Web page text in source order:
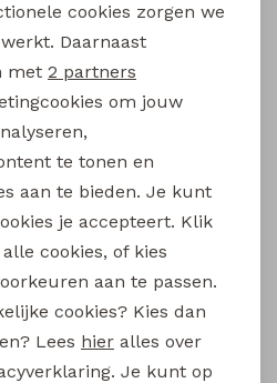
3312200 W20303 baby jongens lange broek Bruin
flinq newborn
12,99
3312201 W20304 baby jongens lange broek Bruin
flinq newborn
12,99
cookies zorgen we
Daarnaast
met 2 partners
om jouw
te tonen en
aan te bieden. Je kunt
je accepteert. Klik
cookies, of kies
aan te passen.
cookies? Kies dan
Lees hier alles over
Je kunt op